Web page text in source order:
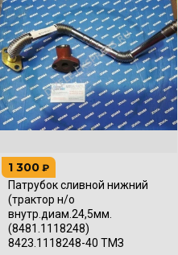
1 300 ₽
Патрубок сливной нижний
(трактор н/о
внутр.диам.24,5мм.
(8481.1118248)
8423.1118248-40 ТМЗ